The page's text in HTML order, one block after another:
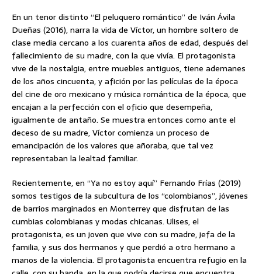
En un tenor distinto “El peluquero romántico” de Iván Ávila
Dueñas (2016), narra la vida de Víctor, un hombre soltero de
clase media cercano a los cuarenta años de edad, después del
fallecimiento de su madre, con la que vivía. El protagonista
vive de la nostalgia, entre muebles antiguos, tiene ademanes
de los años cincuenta, y afición por las películas de la época
del cine de oro mexicano y música romántica de la época, que
encajan a la perfección con el oficio que desempeña,
igualmente de antaño. Se muestra entonces como ante el
deceso de su madre, Víctor comienza un proceso de
emancipación de los valores que añoraba, que tal vez
representaban la lealtad familiar.
Recientemente, en “Ya no estoy aquí” Fernando Frías (2019)
somos testigos de la subcultura de los “colombianos”, jóvenes
de barrios marginados en Monterrey que disfrutan de las
cumbias colombianas y modas chicanas. Ulises, el
protagonista, es un joven que vive con su madre, jefa de la
familia, y sus dos hermanos y que perdió a otro hermano a
manos de la violencia. El protagonista encuentra refugio en la